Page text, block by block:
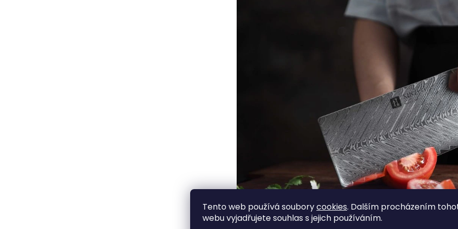
Tento web používá souborycookies. Dalším procházením
webu vyjadřujete souhlas s jejich používáním.